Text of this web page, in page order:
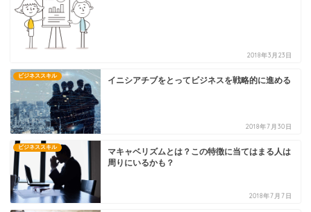
2018年3月23日
ビジネススキル イニシアチブをとってビジネスを戦略的に進める
2018年7月30日
ビジネススキル
マキャベリズムとは？この特徴に当てはまる人は
周りにいるかも？
2018年7月7日